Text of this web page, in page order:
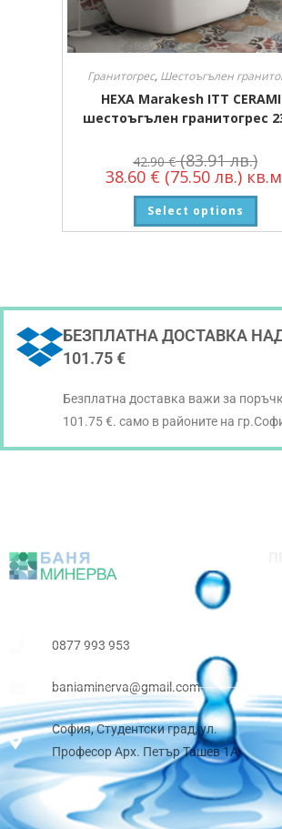
Гранитогрес, Шестоъгълен
HEXA Marakesh ITT
шестоъгълен гранитогрес
42.90€ (83.91 лв.)
38.60 € (75.50 лв.)
Select options
БЕЗПЛАТНА ДОСТАВКА
101.75 €
Безплатна доставка важи за
101.75 €. само в районите на
0877 993 953
baniaminerva@gmail.com
София, Студентски град, ул.
Професор Арх. Петър Ташев 1А